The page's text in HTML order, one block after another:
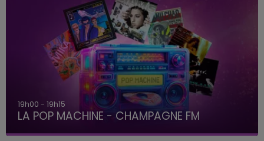
19h00 - 19h15
LA POP MACHINE - CHAMPAGNE FM